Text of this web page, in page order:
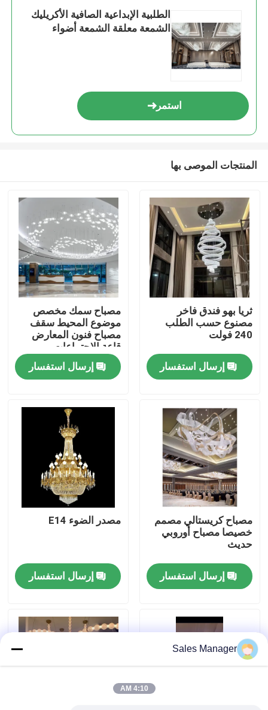
المنزل
حولنا
جولة في المصنع
مراقبة الجودة
اتصل بنا
اطلب اقتباس
أضواء الثريا المعلقة
مصابيح مصممة خصيصا
الطلبية الإبداعية الصافية الأكريليك
الشمعة معلقة الشمعة أضواء
استمر
المنتجات الموصى بها
ثريا بهو فندق فاخر
مصنوع حسب الطلب
240 فولت
إرسال استفسار
مصباح سمك مخصص
موضوع المحيط سقف
مصباح فنون المعارض
قاعة الاجتماعات
إرسال استفسار
مصباح كريستالي مصمم
خصيصا مصباح أوروبي
حديث
إرسال استفسار
مصدر الضوء E14
إرسال استفسار
Sales Manager
4:10 AM